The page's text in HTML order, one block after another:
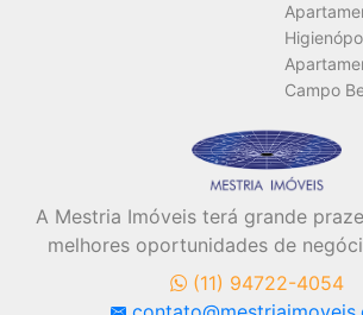
Campo
A Mestria Imóveis terá grande
melhores oportunidades de
(11) 94722-4054